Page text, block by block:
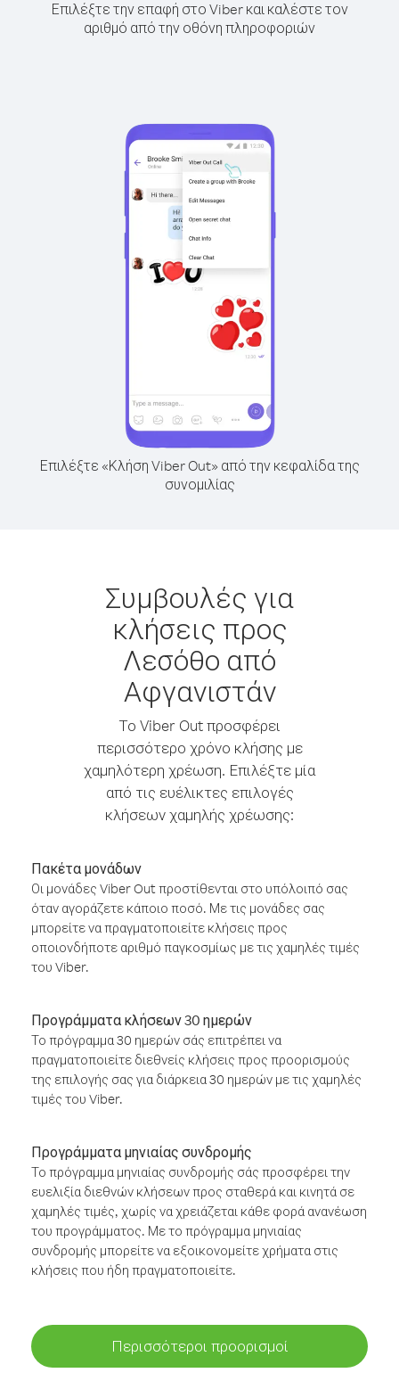
Επιλέξτε την επαφή στο Viber και καλέστε τον
αριθμό από την οθόνη πληροφοριών
Επιλέξτε «Κλήση Viber Out» από την κεφαλίδα της
συνομιλίας
Συμβουλές για
κλήσεις προς
Λεσόθο από
Αφγανιστάν
Το Viber Out προσφέρει
περισσότερο χρόνο κλήσης με
χαμηλότερη χρέωση. Επιλέξτε μία
από τις ευέλικτες επιλογές
κλήσεων χαμηλής χρέωσης:
Πακέτα μονάδων
Οι μονάδες Viber Out προστίθενται στο υπόλοιπό σας
όταν αγοράζετε κάποιο ποσό. Με τις μονάδες σας
μπορείτε να πραγματοποιείτε κλήσεις προς
οποιονδήποτε αριθμό παγκοσμίως με τις χαμηλές τιμές
του Viber.
Προγράμματα κλήσεων 30 ημερών
Το πρόγραμμα 30 ημερών σάς επιτρέπει να
πραγματοποιείτε διεθνείς κλήσεις προς προορισμούς
της επιλογής σας για διάρκεια 30 ημερών με τις χαμηλές
τιμές του Viber.
Προγράμματα μηνιαίας συνδρομής
Το πρόγραμμα μηνιαίας συνδρομής σάς προσφέρει την
ευελιξία διεθνών κλήσεων προς σταθερά και κινητά σε
χαμηλές τιμές, χωρίς να χρειάζεται κάθε φορά ανανέωση
του προγράμματος. Με το πρόγραμμα μηνιαίας
συνδρομής μπορείτε να εξοικονομείτε χρήματα στις
κλήσεις που ήδη πραγματοποιείτε.
Περισσότεροι προορισμοί